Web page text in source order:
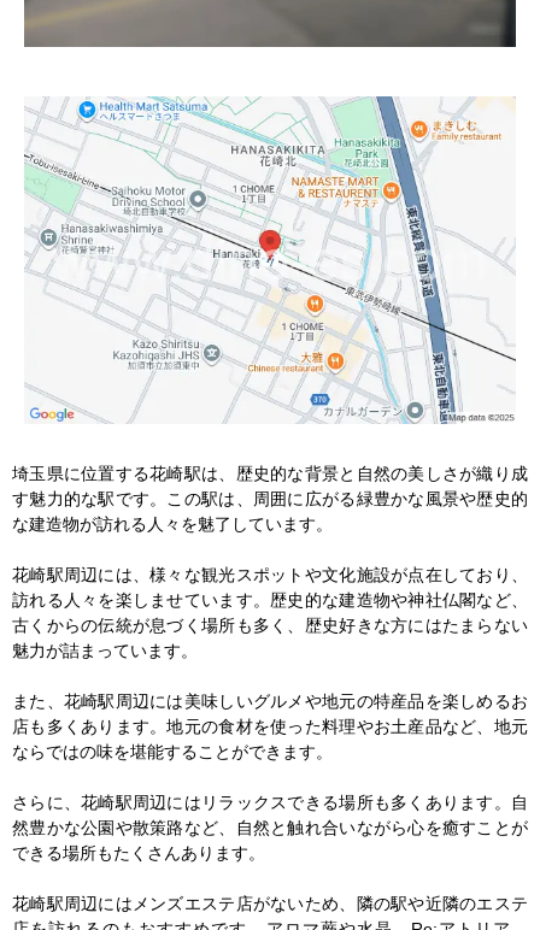
埼玉県に位置する花崎駅は、歴史的な背景と自然の美しさが織り成
す魅力的な駅です。この駅は、周囲に広がる緑豊かな風景や歴史的
な建造物が訪れる人々を魅了しています。
花崎駅周辺には、様々な観光スポットや文化施設が点在しており、
訪れる人々を楽しませています。歴史的な建造物や神社仏閣など、
古くからの伝統が息づく場所も多く、歴史好きな方にはたまらない
魅力が詰まっています。
また、花崎駅周辺には美味しいグルメや地元の特産品を楽しめるお
店も多くあります。地元の食材を使った料理やお土産品など、地元
ならではの味を堪能することができます。
さらに、花崎駅周辺にはリラックスできる場所も多くあります。自
然豊かな公園や散策路など、自然と触れ合いながら心を癒すことが
できる場所もたくさんあります。
花崎駅周辺にはメンズエステ店がないため、隣の駅や近隣のエステ